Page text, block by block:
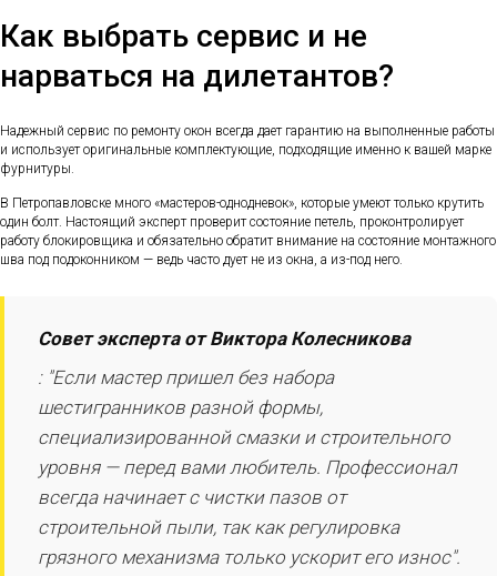
Как выбрать сервис и не
нарваться на дилетантов?
Надежный сервис по ремонту окон всегда дает гарантию на выполненные работы
и использует оригинальные комплектующие, подходящие именно к вашей марке
фурнитуры.
В Петропавловске много «мастеров-однодневок», которые умеют только крутить
один болт. Настоящий эксперт проверит состояние петель, проконтролирует
работу блокировщика и обязательно обратит внимание на состояние монтажного
шва под подоконником — ведь часто дует не из окна, а из-под него.
Совет эксперта от Виктора Колесникова
: "Если мастер пришел без набора
шестигранников разной формы,
специализированной смазки и строительного
уровня — перед вами любитель. Профессионал
всегда начинает с чистки пазов от
строительной пыли, так как регулировка
грязного механизма только ускорит его износ".